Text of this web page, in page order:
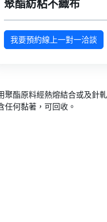
聚酯紡粘不織布
我要預約線上一對一洽談
聚酯原料經熱熔結合或及針
任何黏著，可回收。